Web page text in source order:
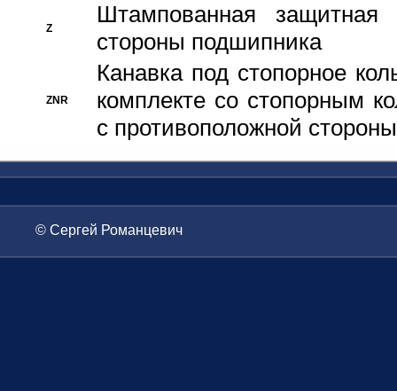
Z
Штампованная
стороны подшипника
ZNR
Канавка под стопорное
комплекте со стопорным
с противоположной стороны
© Сергей Романцевич